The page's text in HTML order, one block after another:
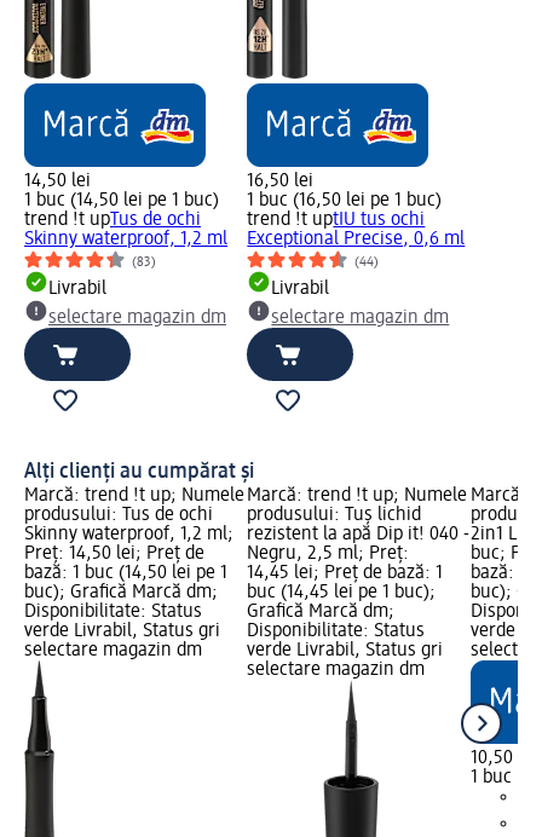
14,50 lei
1 buc (14,50 lei pe 1 buc)
trend !t upTus de ochi
Skinny waterproof, 1,2 ml
(83)
Livrabil
selectare magazin dm
16,50 lei
1 buc (16,50 lei pe 1 buc)
trend !t uptIU tus ochi
Exceptional Precise, 0,6 ml
(44)
Livrabil
selectare magazin dm
Alți clienți au cumpărat și
Marcă: trend !t up; Numele
produsului: Tus de ochi
Skinny waterproof, 1,2 ml;
Preț: 14,50 lei; Preț de
bază: 1 buc (14,50 lei pe 1
buc); Grafică Marcă dm;
Disponibilitate: Status
verde Livrabil, Status gri
selectare magazin dm
Marcă: trend !t up; Numele
produsului: Tuș lichid
rezistent la apă Dip it! 040 -
Negru, 2,5 ml; Preț:
14,45 lei; Preț de bază: 1
buc (14,45 lei pe 1 buc);
Grafică Marcă dm;
Disponibilitate: Status
verde Livrabil, Status gri
selectare magazin dm
Marcă:
2in1
buc;
bază: 1
buc);
verde
10,50 lei
1 buc